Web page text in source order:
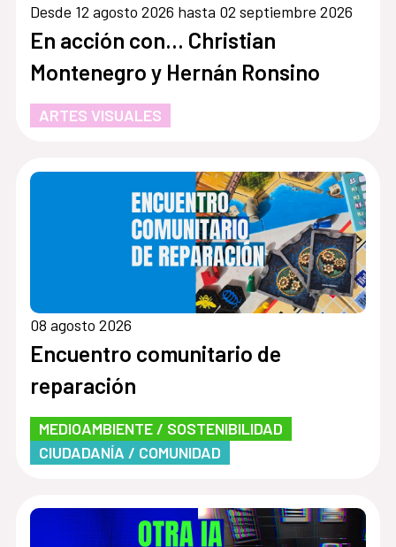
Desde 12 agosto 2026 hasta 02 septiembre 2026
En acción con... Christian
Montenegro y Hernán Ronsino
ARTES VISUALES
08 agosto 2026
Encuentro comunitario de
reparación
MEDIOAMBIENTE / SOSTENIBILIDAD
CIUDADANÍA / COMUNIDAD